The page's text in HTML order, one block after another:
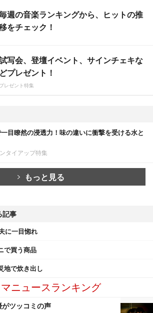
週の音楽ランキングから、ヒットの推
をチェック！
写会、登壇イベント、サインチェキな
どプレゼント！
プレゼント特集
目瞭然の浸透力！味の違いに衝撃を受ける水と
タイアップ特集
もっと見る
記事
に一目惚れ
で買う商品
地で炊き出し
マニュースランキング
がツッコミの声